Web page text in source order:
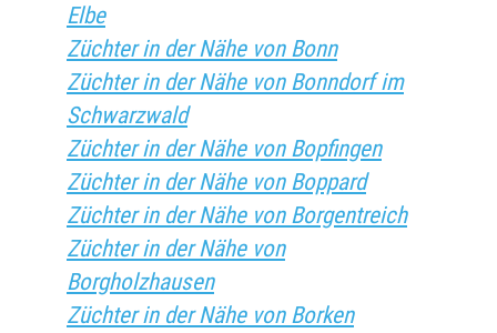
Elbe
Züchter in der Nähe von Bonn
Züchter in der Nähe von Bonndorf im
Schwarzwald
Züchter in der Nähe von Bopfingen
Züchter in der Nähe von Boppard
Züchter in der Nähe von Borgentreich
Züchter in der Nähe von
Borgholzhausen
Züchter in der Nähe von Borken